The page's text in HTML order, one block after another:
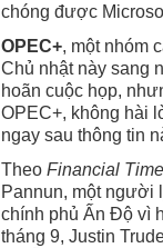
chóng được
OPEC+, một nhóm
Chủ nhật này sang
hoãn cuộc họp,
OPEC+, không hài
ngay sau thông tin
Theo Financial
Pannun, một người
chính phủ Ấn Độ vì
tháng 9, Justin